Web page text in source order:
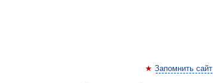
Запомнить сайт